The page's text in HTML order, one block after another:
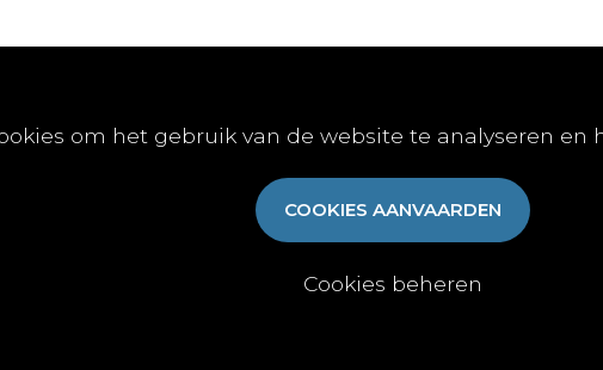
om het gebruik van de website te analyseren en
COOKIES AANVAARDEN
Cookies beheren
Online
Gratis-downloads
Publiceren
Vacature publiceren